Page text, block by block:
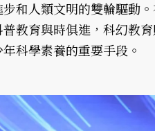
和人類文明的雙輪驅動
教育與時俱進，科幻教
科學素養的重要手段。